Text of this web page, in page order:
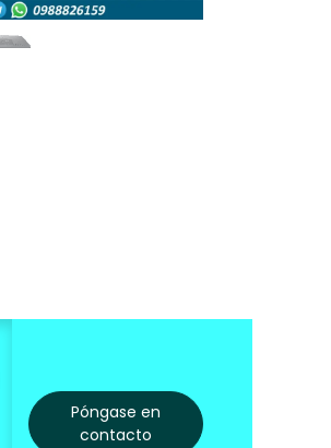
Póngase en
contacto